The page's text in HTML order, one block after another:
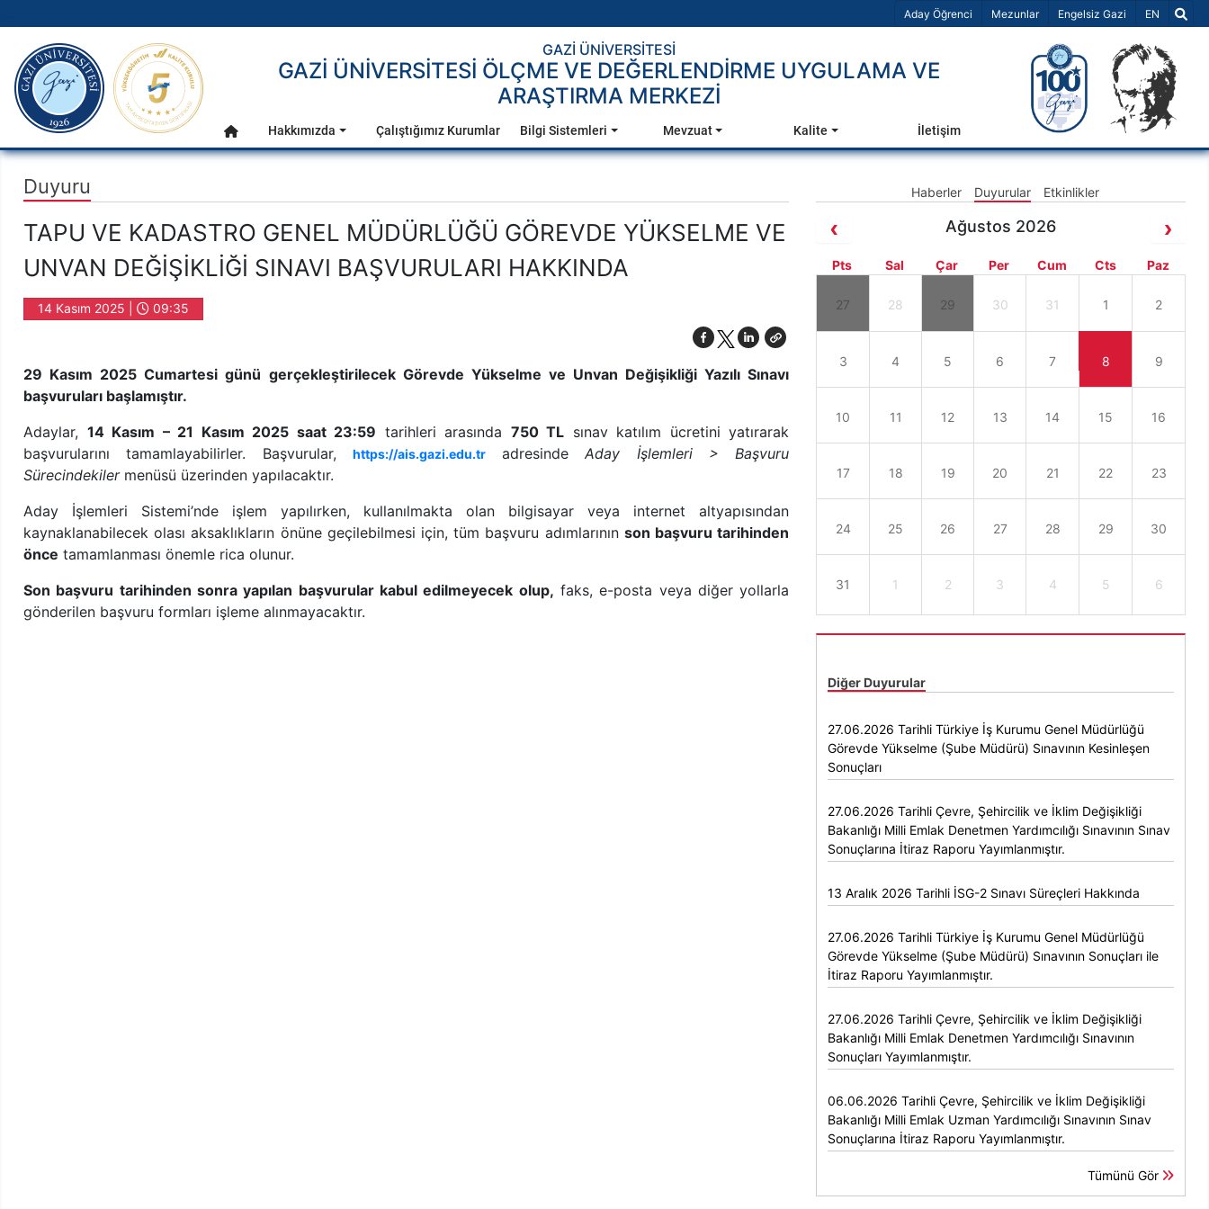
Aday Öğrenci Mezunlar Engelsiz Gazi Dil Seçiniz
EN
Ana Menü
gazi.edu.tr GAZİ ÜNİVERSİTESİ
GAZİ ÜNİVERSİTESİ ÖLÇME VE DEĞERLENDİRME UYGULAMA VE
ARAŞTIRMA MERKEZİ
Anasayfa
Hakkımızda Çalıştığımız Kurumlar Bilgi Sistemleri Mevzuat Kalite İletişim
Duyuru Haberler Duyurular Etkinlikler
TAPU VE KADASTRO GENEL MÜDÜRLÜĞÜ GÖREVDE YÜKSELME VE
UNVAN DEĞİŞİKLİĞİ SINAVI BAŞVURULARI HAKKINDA
14 Kasım 2025 | 09:35
29 Kasım 2025 Cumartesi günü gerçekleştirilecek Görevde Yükselme ve Unvan Değişikliği Yazılı Sınavı
başvuruları başlamıştır.
Adaylar, 14 Kasım – 21 Kasım 2025 saat 23:59 tarihleri arasında 750 TL sınav katılım ücretini yatırarak
başvurularını tamamlayabilirler. Başvurular, https://ais.gazi.edu.tradresindeAday İşlemleri > Başvuru
Sürecindekilermenüsü üzerinden yapılacaktır.
Aday İşlemleri Sistemi’nde işlem yapılırken, kullanılmakta olan bilgisayar veya internet altyapısından
kaynaklanabilecek olası aksaklıkların önüne geçilebilmesi için, tüm başvuru adımlarının son başvuru tarihinden
önce tamamlanması önemle rica olunur.
Son başvuru tarihinden sonra yapılan başvurular kabul edilmeyecek olup, faks, e-posta veya diğer yollarla
gönderilen başvuru formları işleme alınmayacaktır.
Ağustos 2026
Pts Sal Çar Per Cum Cts Paz
27 28 29 30 31 1 2
3 4 5 6 7 8 9
10 11 12 13 14 15 16
17 18 19 20 21 22 23
24 25 26 27 28 29 30
31 1 2 3 4 5 6
Diğer Duyurular
27.06.2026 Tarihli Türkiye İş Kurumu Genel Müdürlüğü
Görevde Yükselme (Şube Müdürü) Sınavının Kesinleşen
Sonuçları
27.06.2026 Tarihli Çevre, Şehircilik ve İklim Değişikliği
Bakanlığı Milli Emlak Denetmen Yardımcılığı Sınavının Sınav
Sonuçlarına İtiraz Raporu Yayımlanmıştır.
13 Aralık 2026 Tarihli İSG-2 Sınavı Süreçleri Hakkında
27.06.2026 Tarihli Türkiye İş Kurumu Genel Müdürlüğü
Görevde Yükselme (Şube Müdürü) Sınavının Sonuçları ile
İtiraz Raporu Yayımlanmıştır.
27.06.2026 Tarihli Çevre, Şehircilik ve İklim Değişikliği
Bakanlığı Milli Emlak Denetmen Yardımcılığı Sınavının
Sonuçları Yayımlanmıştır.
06.06.2026 Tarihli Çevre, Şehircilik ve İklim Değişikliği
Bakanlığı Milli Emlak Uzman Yardımcılığı Sınavının Sınav
Sonuçlarına İtiraz Raporu Yayımlanmıştır.
Tümünü Gör